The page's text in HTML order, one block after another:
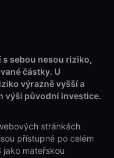
sebou nesou riziko,
částky. U
výrazně vyšší a
výši původní investice.
stránkách
přístupné po celém
jako mateřskou